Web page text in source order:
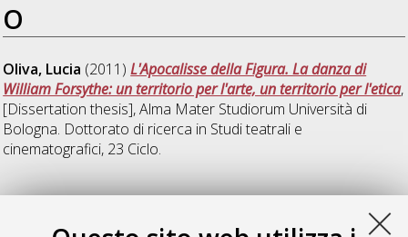
O
Oliva, Lucia (2011)L'Apocalisse della Figura. La danza di
William Forsythe: un territorio per l'arte, un territorio per l'etica,
[Dissertation thesis], Alma Mater Studiorum Università di
Bologna. Dottorato di ricerca in Studi teatrali e
cinematografici, 23 Ciclo.
S